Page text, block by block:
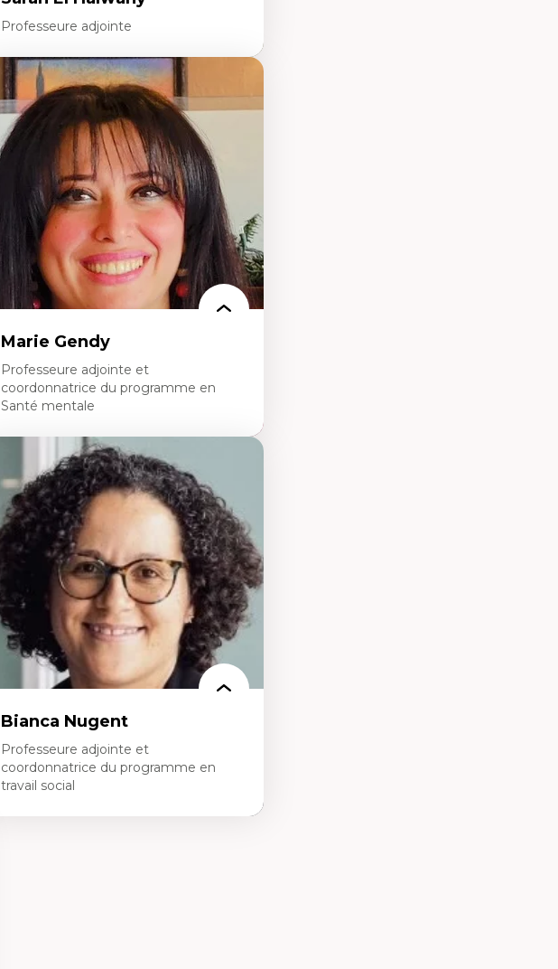
Professeure adjointe
Expertises
Les apports pédagogiques des théories de
l'affect, du posthumanisme, du féminisme
dans l'éducation aux sciences
L'apprentissage des sciences/STIM dans une
perspective socioécologique de care
L’insertion professionnelle des
enseignant.e.s
Marie Gendy
Professeure adjointe et
coordonnatrice du programme en
Santé mentale
Expertises
Neuropsychiatrie et neurosciences
Direction d'essais cliniques
Analyse des politiques et pratiques en santé
mentale
Développement de protocoles d'essais
cliniques
Collaboration interfonctionnelle
Leadership en recherche clinique
Développement de cadres politiques
Collaboration avec des entreprises
pharmaceutiques
Rédaction de publications et de rapports
politiques
Enseignement et mentorat
Bianca Nugent
Professeure adjointe et
coordonnatrice du programme en
travail social